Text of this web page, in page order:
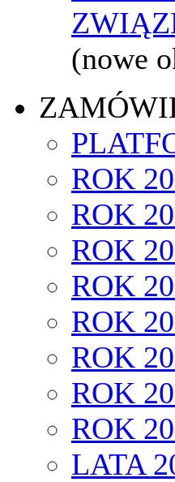
(nowe
ROK
ROK
ROK
ROK
ROK
ROK
ROK
ROK
LATA